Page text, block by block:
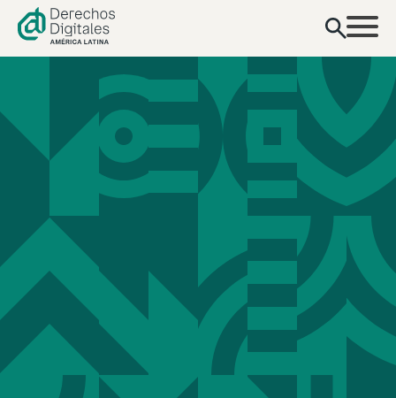
contenido